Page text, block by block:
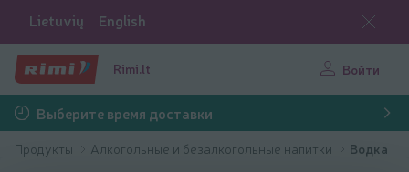
Lietuvių English
Rimi.lt Войти
Выберите время доставки
Продукты Алкогольные и безалкогольные напитки Водка